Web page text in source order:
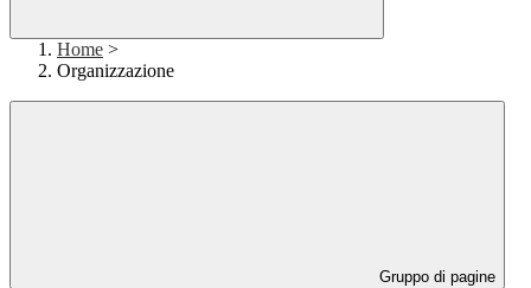
Home >
Organizzazione
Gruppo di pagine